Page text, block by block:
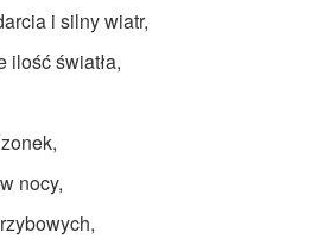
i silny wiatr,
ilość światła,
nocy,